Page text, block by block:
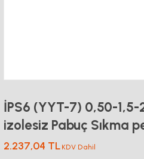
İPS6 (YYT-7) 0,50-
izolesiz Pabuç Sıkma
2.237,04 TL KDV Dahil